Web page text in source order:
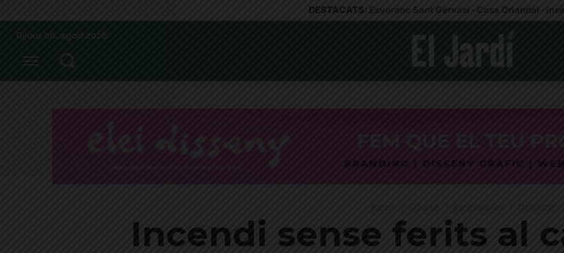
DESTACATS: Esvoranc Sant Gervasi · Casa Orlandai ·
Dijous 06, agost 2026
Incendi sense ferits al